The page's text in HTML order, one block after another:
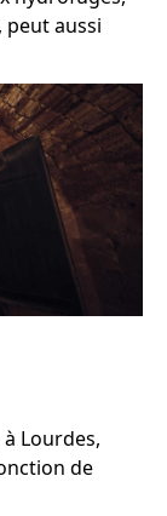
aussi
Lourdes,
de